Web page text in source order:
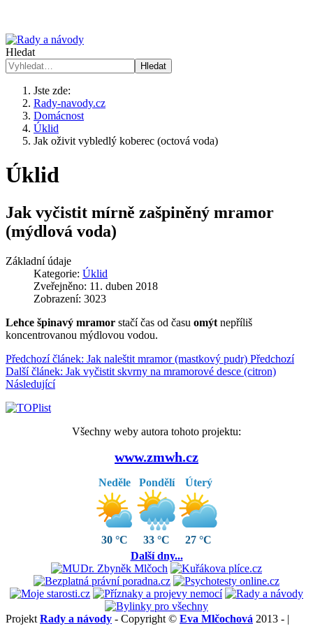
Hledat
Hledat
Jste zde:
Rady-navody.cz
Domácnost
Úklid
Jak oživit vybledlý koberec (octová voda)
Úklid
Jak vyčistit mírně zašpiněný mramor
(mýdlová voda)
Základní údaje
Kategorie: Úklid
Zveřejněno: 11. duben 2018
Zobrazení: 3023
Lehce špinavý mramor stačí čas od času omýt nepříliš
koncentrovanou mýdlovou vodou.
Předchozí článek: Jak naleštit mramor (mastkový pudr) Předchozí
Další článek: Jak vyčistit skvrny na mramorové desce (citron)
Následující
Všechny weby autora tohoto projektu:
www.zmwh.cz
Neděle
30 °C
Pondělí
33 °C
Úterý
27 °C
Další dny...
Projekt Rady a návody - Copyright © Eva Mlčochová 2013 - |